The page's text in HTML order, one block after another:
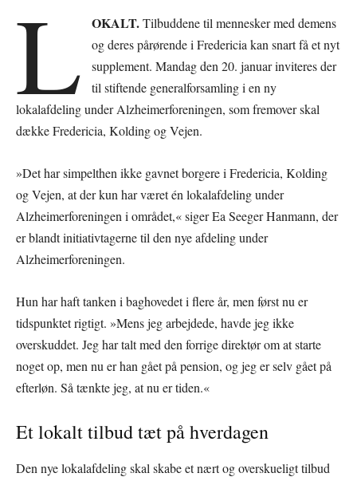
L OKALT.Tilbuddene til mennesker med demens
og deres pårørende i Fredericia kan snart få et nyt
supplement. Mandag den 20. januar inviteres der
til stiftende generalforsamling i en ny
lokalafdeling under Alzheimerforeningen, som fremover skal
dække Fredericia, Kolding og Vejen.
»Det har simpelthen ikke gavnet borgere i Fredericia, Kolding
og Vejen, at der kun har været én lokalafdeling under
Alzheimerforeningen i området,« siger Ea Seeger Hanmann, der
er blandt initiativtagerne til den nye afdeling under
Alzheimerforeningen.
Hun har haft tanken i baghovedet i flere år, men først nu er
tidspunktet rigtigt. »Mens jeg arbejdede, havde jeg ikke
overskuddet. Jeg har talt med den forrige direktør om at starte
noget op, men nu er han gået på pension, og jeg er selv gået på
efterløn. Så tænkte jeg, at nu er tiden.«
Et lokalt tilbud tæt på hverdagen
Den nye lokalafdeling skal skabe et nært og overskueligt tilbud